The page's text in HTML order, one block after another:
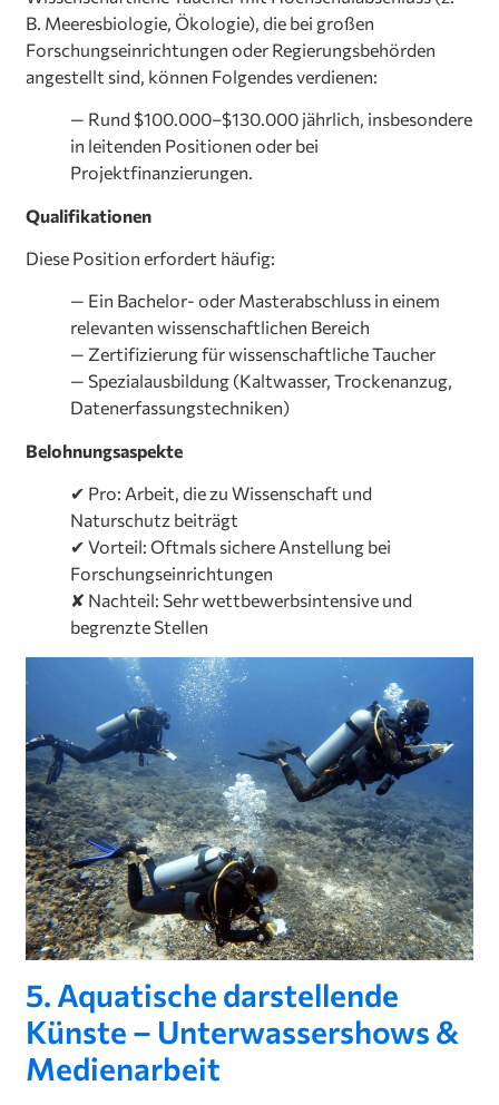
B. Meeresbiologie, Ökologie), die bei großen
Forschungseinrichtungen oder Regierungsbehörden
angestellt sind, können Folgendes verdienen:
— Rund $100.000–$130.000 jährlich, insbesondere
in leitenden Positionen oder bei
Projektfinanzierungen.
Qualifikationen
Diese Position erfordert häufig:
— Ein Bachelor- oder Masterabschluss in einem
relevanten wissenschaftlichen Bereich
— Zertifizierung für wissenschaftliche Taucher
— Spezialausbildung (Kaltwasser, Trockenanzug,
Datenerfassungstechniken)
Belohnungsaspekte
✔ Pro: Arbeit, die zu Wissenschaft und
Naturschutz beiträgt
✔ Vorteil: Oftmals sichere Anstellung bei
Forschungseinrichtungen
✘ Nachteil: Sehr wettbewerbsintensive und
begrenzte Stellen
5. Aquatische darstellende
Künste – Unterwassershows &
Medienarbeit